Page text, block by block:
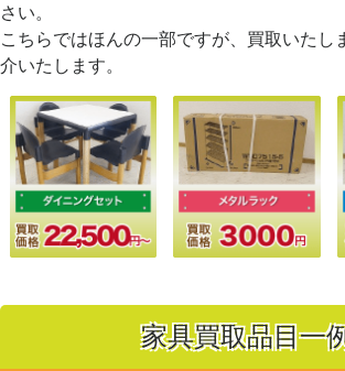
さい。
こちらではほんの一部ですが、買取いたし
介いたします。
家具買取品目一